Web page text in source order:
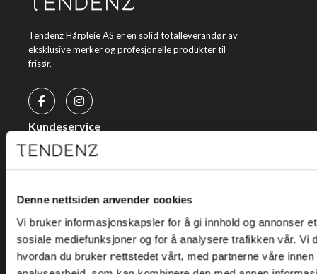
Denne nettsiden anvender cookies
Vi bruker informasjonskapsler for å gi innhold og annonser
sosiale mediefunksjoner og for å analysere trafikken vår. Vi
hvordan du bruker nettstedet vårt, med partnerne våre
Tendenz Hårpleie AS er en solid totalleverandør av
eksklusive merker og profesjonelle produkter til
frisør.
Kundeservice
Kjøpsvilkår
Personvern
Holtegata 26, 0355 Oslo
Telefon: +47 22 92 50 00
E-post: kundeservice@tendenz.net